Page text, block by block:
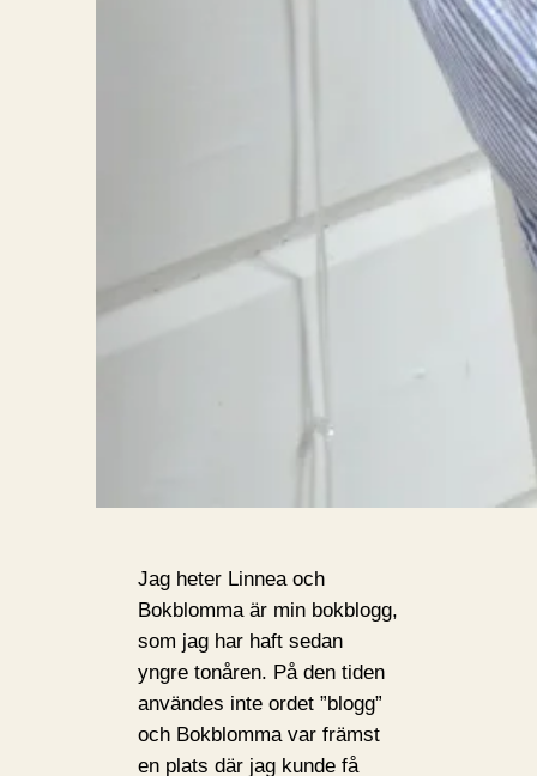
Jag heter Linnea och
Bokblomma är min bokblogg,
som jag har haft sedan
yngre tonåren. På den tiden
användes inte ordet ”blogg”
och Bokblomma var främst
en plats där jag kunde få